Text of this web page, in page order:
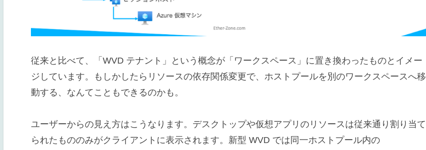
従来と比べて、「WVD テナント」という概念が「ワークスペース」に置き換わったものとイメー
ジしています。もしかしたらリソースの依存関係変更で、ホストプールを別のワークスペースへ移
動する、なんてこともできるのかも。
ユーザーからの見え方はこうなります。デスクトップや仮想アプリのリソースは従来通り割り当て
られたもののみがクライアントに表示されます。新型 WVD では同一ホストプール内の